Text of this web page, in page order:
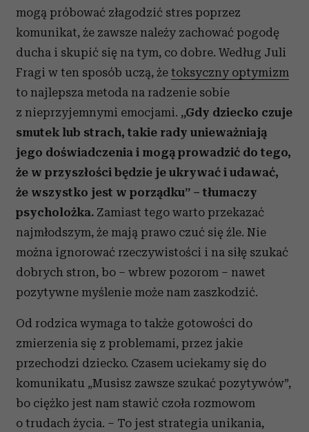
mogą próbować złagodzić stres poprzez
komunikat, że zawsze należy zachować pogodę
ducha i skupić się na tym, co dobre. Według Juli
Fragi w ten sposób uczą, że toksyczny optymizm
to najlepsza metoda na radzenie sobie
z nieprzyjemnymi emocjami. „Gdy dziecko czuje
smutek lub strach, takie rady unieważniają
jego doświadczenia i mogą prowadzić do tego,
że w przyszłości będzie je ukrywać i udawać,
że wszystko jest w porządku” – tłumaczy
psycholożka. Zamiast tego warto przekazać
najmłodszym, że mają prawo czuć się źle. Nie
można ignorować rzeczywistości i na siłę szukać
dobrych stron, bo – wbrew pozorom – nawet
pozytywne myślenie może nam zaszkodzić.
Od rodzica wymaga to także gotowości do
zmierzenia się z problemami, przez jakie
przechodzi dziecko. Czasem uciekamy się do
komunikatu „Musisz zawsze szukać pozytywów”,
bo ciężko jest nam stawić czoła rozmowom
o trudach życia. – To jest strategia unikania,